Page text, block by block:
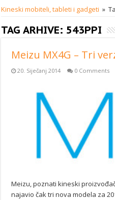
Kineski mobiteli, tableti i gadgeti »
TAG ARHIVE: 543PPI
Meizu MX4G – Tri
20. Siječanj 2014 0 Comments
Meizu, poznati kineski
najavio čak tri nova modela za